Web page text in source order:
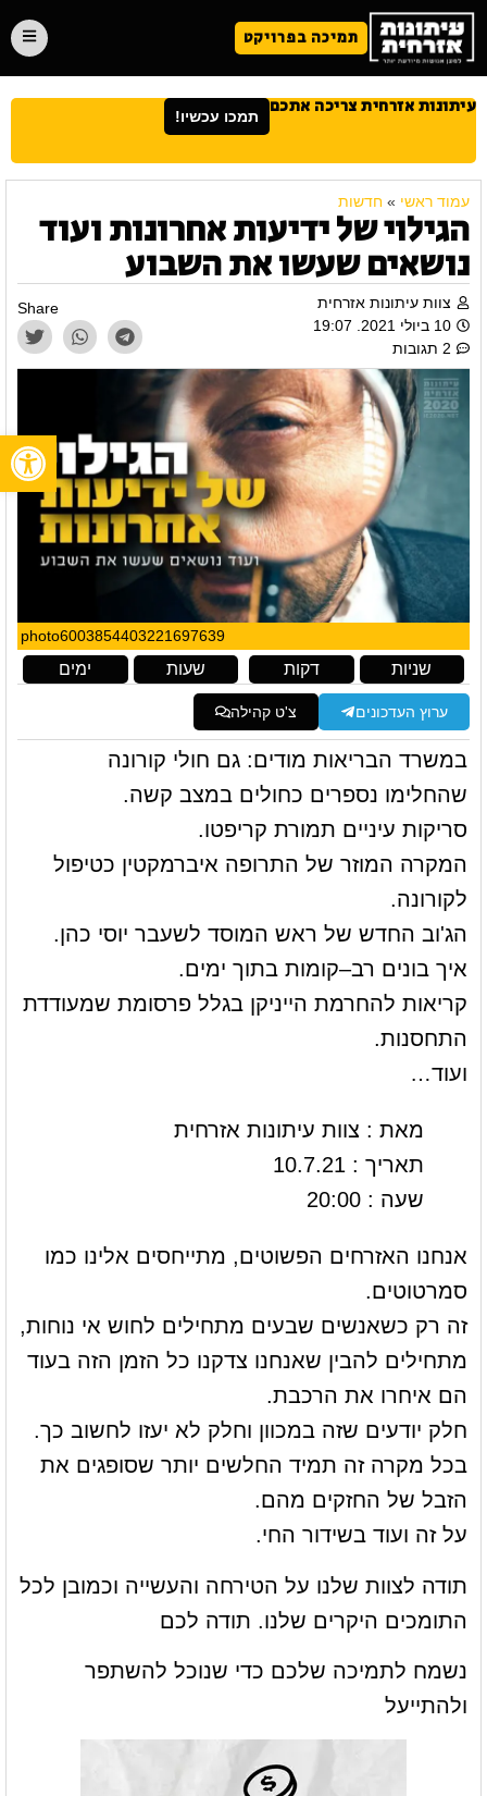
תמיכה בפרויקט
עיתונות אזרחית צריכה אתכם תמכו עכשיו!
עמוד ראשי » חדשות
הגילוי של ידיעות אחרונות ועוד
נושאים שעשו את השבוע
צוות עיתונות אזרחית
10 ביולי 2021. 19:07
2 תגובות
Share
photo6003854403221697639
ימים שעות דקות שניות
ערוץ העדכונים צ'ט קהילה
במשרד הבריאות מודים: גם חולי קורונה
שהחלימו נספרים כחולים במצב קשה.
סריקות עיניים תמורת קריפטו.
המקרה המוזר של התרופה איברמקטין כטיפול
לקורונה.
הג'וב החדש של ראש המוסד לשעבר יוסי כהן.
איך בונים רב–קומות בתוך ימים.
קריאות להחרמת הייניקן בגלל פרסומת שמעודדת
התחסנות.
ועוד…
מאת : צוות עיתונות אזרחית
תאריך : 10.7.21
שעה : 20:00
אנחנו האזרחים הפשוטים, מתייחסים אלינו כמו
סמרטוטים.
זה רק כשאנשים שבעים מתחילים לחוש אי נוחות,
מתחילים להבין שאנחנו צדקנו כל הזמן הזה בעוד
הם איחרו את הרכבת.
חלק יודעים שזה במכוון וחלק לא יעזו לחשוב כך.
בכל מקרה זה תמיד החלשים יותר שסופגים את
הזבל של החזקים מהם.
על זה ועוד בשידור החי.
תודה לצוות שלנו על הטירחה והעשייה וכמובן לכל
התומכים היקרים שלנו. תודה לכם
נשמח לתמיכה שלכם כדי שנוכל להשתפר
ולהתייעל